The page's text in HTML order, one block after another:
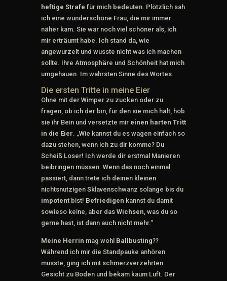
heftige Strafe für mich bedeuten. Plötzlich sah
ich eine wunderschöne Frau, die mir immer
näher kam. Sie war noch viel schöner als, ich
mir erträumt habe. Ich stand da, wie
angewurzelt und wusste nicht was ich machen
sollte. Ihre Atmosphäre und Schönheit hat mich
umgehauen. Im wahrsten Sinne des Wortes.
Die ersten Tritte in meine Eier
Ohne mit der Wimper zu zucken oder zu
fragen, ob ich der bin, für den sie mich hält, hob
sie ihr Bein und versetzte mir einen harten Tritt
in die Eier. „Wie kannst du es wagen einfach so
dazu stehen, wenn ich zu dir komme? Du
Scheiß Loser! Ich werde dir erstmal Manieren
beibringen müssen. Wenn das noch einmal
passiert, dann trete ich deinen kleinen
nichtsnutzigen Sklavenschwanz solange bis du
impotentbist! Befriedigen kannst du damit
sowieso keine, aber das Wichsen, was du so
gerne hast, ist dann auch nicht mehr.“
Meine Herrin mag wohl Ballbusting??
Während ich mir die Standpauke anhören
musste, ging ich mit schmerzverzehrten
Gesicht zu Boden und bekam kaum Luft. Der